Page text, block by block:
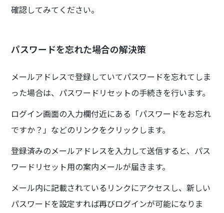
確認してみてください。
パスワードを忘れた場合の解決策
メールアドレスで登録していてパスワードを忘れてしま
った場合は、パスワードリセットの手続きを行います。
ログイン画面の入力欄付近にある「パスワードをお忘れ
ですか？」などのリンクをクリックします。
登録済みのメールアドレスを入力して送信すると、パス
ワードリセット用の案内メールが届きます。
メール内に記載されているリンクにアクセスし、新しい
パスワードを設定すれば再びログインが可能になりま